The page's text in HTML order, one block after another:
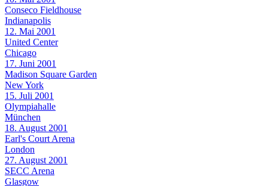
Conseco Fieldhouse
Indianapolis
12. Mai 2001
United Center
Chicago
17. Juni 2001
Madison Square Garden
New York
15. Juli 2001
Olympiahalle
München
18. August 2001
Earl's Court Arena
London
27. August 2001
SECC Arena
Glasgow